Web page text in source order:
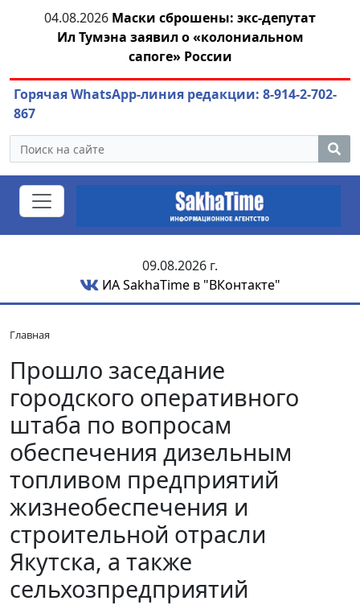
04.08.2026 Маски сброшены: экс-депутат
Ил Тумэна заявил о «колониальном
сапоге» России
Горячая WhatsApp-линия редакции: 8-914-2-702-
867
09.08.2026 г.
ИА SakhaTime в "ВКонтакте"
Главная
Прошло заседание
городского оперативного
штаба по вопросам
обеспечения дизельным
топливом предприятий
жизнеобеспечения и
строительной отрасли
Якутска, а также
сельхозпредприятий